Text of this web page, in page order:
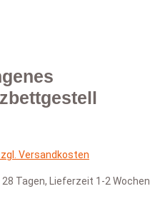
Versandkosten
Tagen, Lieferzeit 1-2 Wochen